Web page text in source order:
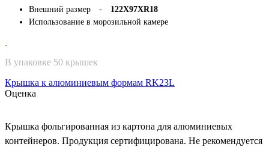
Внешний размер - 122Х97ХR18
Использование в морозильной камере
В упаковке 50 крышек
Крышка к алюминиевым формам RK23L
Оценка
Крышка фольгированная из картона для алюминиевых
контейнеров. Продукция сертифицирована. Не рекомендуется